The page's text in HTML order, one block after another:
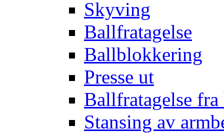
Skyving
Ballfratagelse
Ballblokkering
Presse ut
Ballfratagelse fra
Stansing av